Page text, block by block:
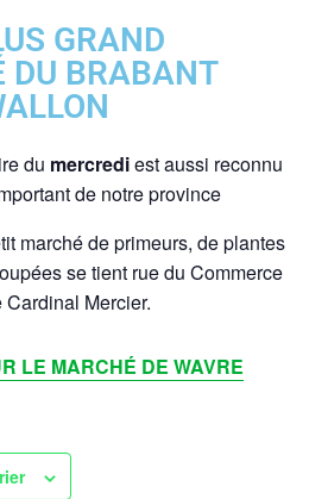
GRAND
DU BRABANT
du mercrediest aussi reconnu
de notre province
marché de primeurs, de plantes
se tient rue du Commerce
Cardinal Mercier.
LE MARCHÉ DE WAVRE